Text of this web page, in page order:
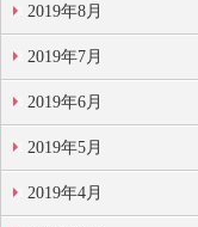
2019年8月
2019年7月
2019年6月
2019年5月
2019年4月